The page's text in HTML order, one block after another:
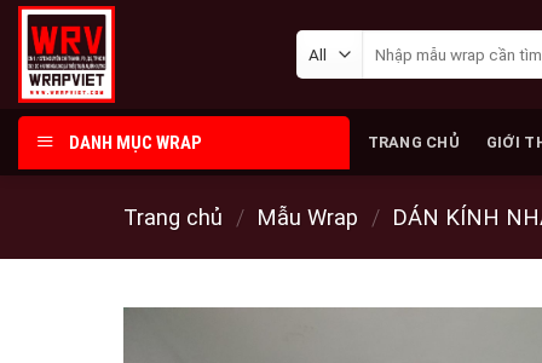
Skip
content
kiếm:
DANH MỤC WRAP TRANG CHỦ GIỚI
Trang chủ / Mẫu Wrap / DÁN KÍNH